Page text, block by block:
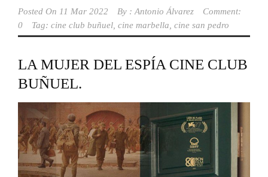
Posted On 11 Mar 2022 By : Antonio Álvarez
Comment:
0
Tag: cine club buñuel cine marbella cine san pedro
LA MUJER DEL ESPÍA CINE CLUB
BUÑUEL.